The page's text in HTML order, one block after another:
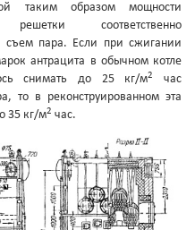
таким образом мощности
решетки соответственно
съем пара. Если при сжигании
антрацита в обычном котле
снимать до 25 кг/м2
час
то в реконструированном эта
35 кг/м2 час.